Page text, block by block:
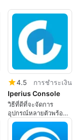
4.5
การชำระเงิน
Iperius Console
วิธีที่ดีที่จะจัดการ
อุปกรณ์หลายตัวพร้อม
กัน